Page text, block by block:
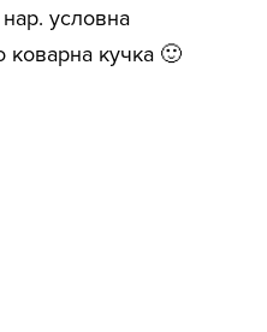
условна
коварна кучка 🙂